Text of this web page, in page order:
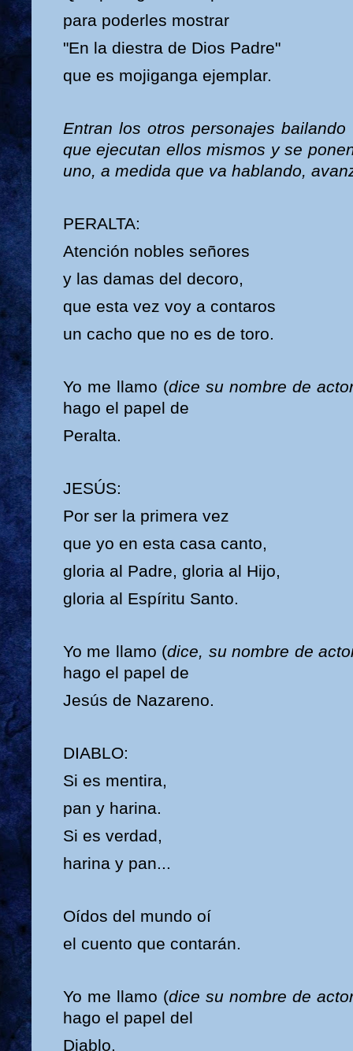
para poderles mostrar
"En la diestra de Dios Padre"
que es mojiganga ejemplar.
Entran los otros personajes
que ejecutan ellos mismos y se
uno, a medida que va hablando,
PERALTA:
Atención nobles señores
y las damas del decoro,
que esta vez voy a contaros
un cacho que no es de toro.
Yo me llamo (dice su nombre de
hago el papel de
Peralta.
JESÚS:
Por ser la primera vez
que yo en esta casa canto,
gloria al Padre, gloria al Hijo,
gloria al Espíritu Santo.
Yo me llamo (dice, su nombre de
hago el papel de
Jesús de Nazareno.
DIABLO:
Si es mentira,
pan y harina.
Si es verdad,
harina y pan...
Oídos del mundo oí
el cuento que contarán.
Yo me llamo (dice su nombre de
hago el papel del
Diablo.